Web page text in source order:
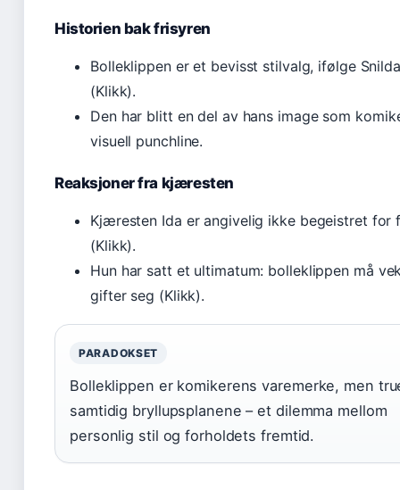
Historien bak frisyren
Bolleklippen er et bevisst stilvalg, ifølge
(Klikk).
Den har blitt en del av hans image som
visuell punchline.
Reaksjoner fra kjæresten
Kjæresten Ida er angivelig ikke begeistret for
(Klikk).
Hun har satt et ultimatum: bolleklippen må
gifter seg (Klikk).
PARADOKSET
Bolleklippen er komikerens varemerke, men
samtidig bryllupsplanene – et dilemma mellom
personlig stil og forholdets fremtid.